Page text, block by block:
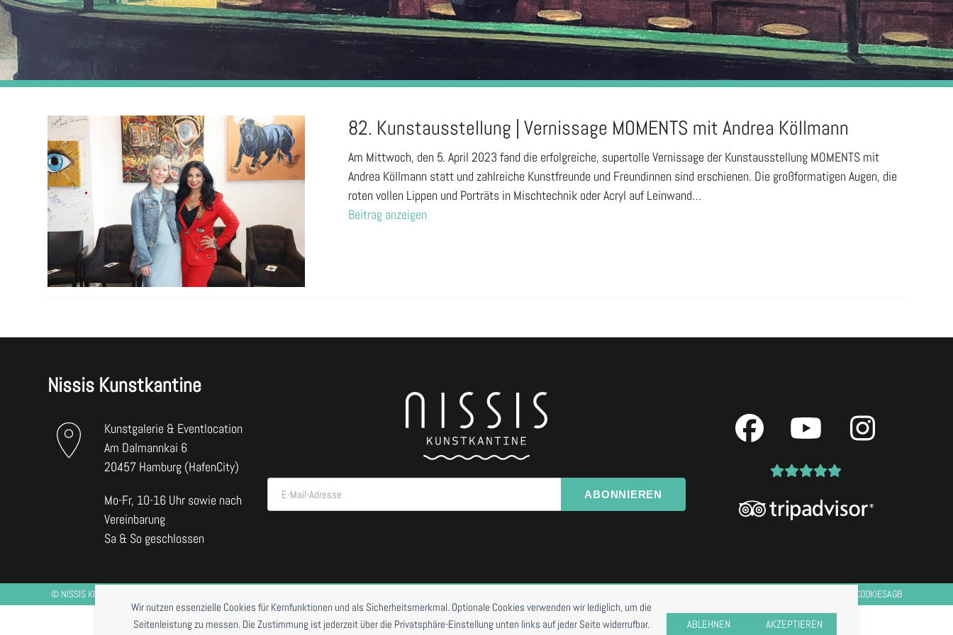
Wir nutzen essenzielle Cookies für Kernfunktionen und als Sicherheitsmerkmal. Optionale Cookies verwenden wir lediglich, um die
Seitenleistung zu messen. Die Zustimmung ist jederzeit über die Privatsphäre-Einstellung unten links auf jeder Seite widerrufbar.
AKZEPTIEREN
ABLEHNEN
82. Kunstausstellung | Vernissage MOMENTS mit Andrea Köllmann
Am Mittwoch, den 5. April 2023 fand die erfolgreiche, supertolle Vernissage der Kunstausstellung MOMENTS mit
Andrea Köllmann statt und zahlreiche Kunstfreunde und Freundinnen sind erschienen. Die großformatigen Augen, die
roten vollen Lippen und Porträts in Mischtechnik oder Acryl auf Leinwand…
Beitrag anzeigen
Nissis Kunstkantine
Kunstgalerie & Eventlocation
Am Dalmannkai 6
20457 Hamburg (HafenCity)
Mo-Fr, 10-16 Uhr sowie nach
Vereinbarung
Sa & So geschlossen
E-Mail-Adresse ABONNIEREN
Facebook
YouTube
© NISSIS KUNSTKANTINE COOKIESAGB